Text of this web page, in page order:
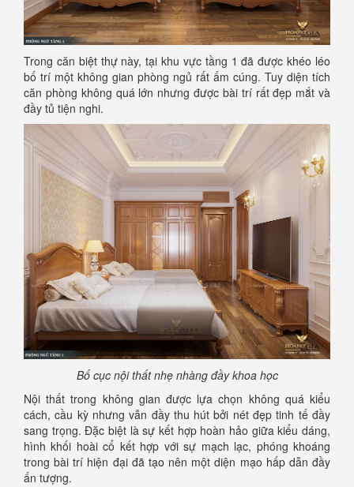
Trong căn biệt thự này, tại khu vực tầng 1 đã được khéo léo
bố trí một không gian phòng ngủ rất ấm cúng. Tuy diện tích
căn phòng không quá lớn nhưng được bài trí rất đẹp mắt và
đầy tủ tiện nghi.
Bố cục nội thất nhẹ nhàng đầy khoa học
Nội thất trong không gian được lựa chọn không quá kiểu
cách, cầu kỳ nhưng vẫn đầy thu hút bởi nét đẹp tinh tế đầy
sang trọng. Đặc biệt là sự kết hợp hoàn hảo giữa kiểu dáng,
hình khối hoài cổ kết hợp với sự mạch lạc, phóng khoáng
trong bài trí hiện đại đã tạo nên một diện mạo hấp dẫn đầy
ấn tượng.